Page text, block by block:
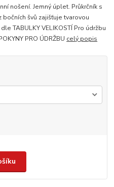
nošení. Jemný úplet. Průkrčník s
švů zajišťuje tvarovou
TABULKY VELIKOSTÍ Pro údržbu
PRO ÚDRŽBU celý popis